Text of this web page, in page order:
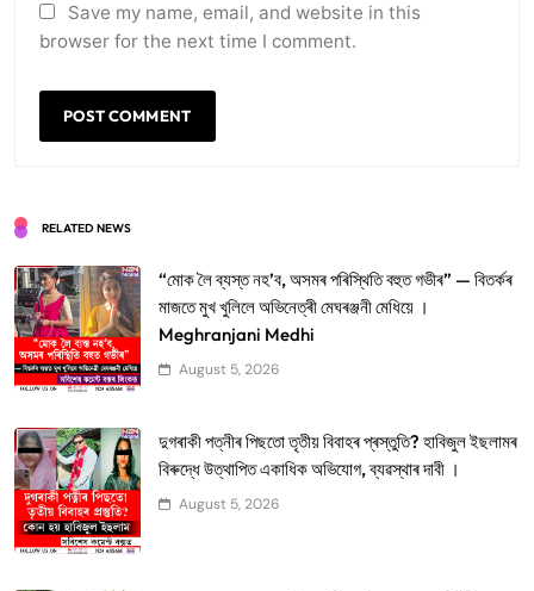
Save my name, email, and website in this
browser for the next time I comment.
RELATED NEWS
“মোক লৈ ব্যস্ত নহ’ব, অসমৰ পৰিস্থিতি বহুত গভীৰ” — বিতৰ্কৰ
মাজতে মুখ খুলিলে অভিনেত্ৰী মেঘৰঞ্জনী মেধিয়ে ।
Meghranjani Medhi
August 5, 2026
দুগৰাকী পত্নীৰ পিছতো তৃতীয় বিবাহৰ প্ৰস্তুতি? হাবিজুল ইছলামৰ
বিৰুদ্ধে উত্থাপিত একাধিক অভিযোগ, ব্যৱস্থাৰ দাবী ।
August 5, 2026